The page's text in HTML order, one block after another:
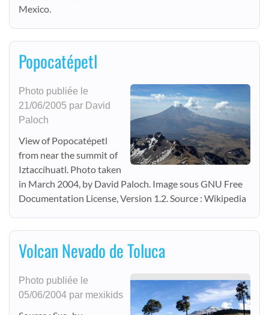
Mexico.
Popocatépetl
Photo publiée le
21/06/2005 par David
Paloch
View of Popocatépetl
from near the summit of
Iztaccíhuatl. Photo taken
in March 2004, by David Paloch. Image sous GNU Free
Documentation License, Version 1.2. Source : Wikipedia
Volcan Nevado de Toluca
Photo publiée le
05/06/2004 par mexikids